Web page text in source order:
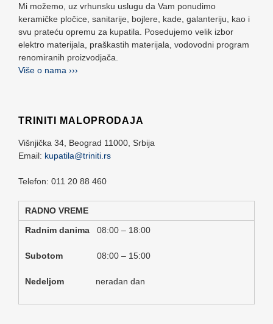
Mi možemo, uz vrhunsku uslugu da Vam ponudimo
keramičke pločice, sanitarije, bojlere, kade, galanteriju, kao i
svu prateću opremu za kupatila. Posedujemo velik izbor
elektro materijala, praškastih materijala, vodovodni program
renomiranih proizvodjača.
Više o nama ›››
TRINITI MALOPRODAJA
Višnjička 34, Beograd 11000, Srbija
Email: kupatila@triniti.rs
Telefon: 011 20 88 460
RADNO VREME
Radnim danima 08:00 – 18:00
Subotom 08:00 – 15:00
Nedeljom neradan dan